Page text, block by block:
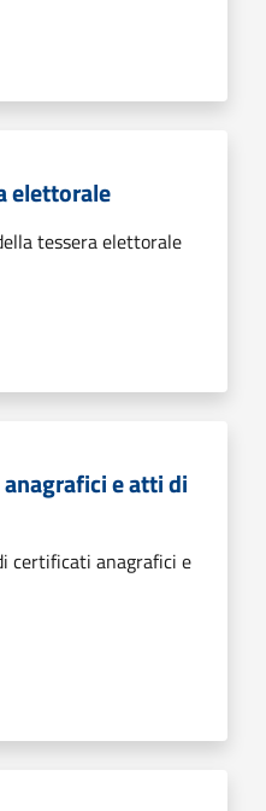
elettorale
tessera elettorale
e atti di
certificati anagrafici e